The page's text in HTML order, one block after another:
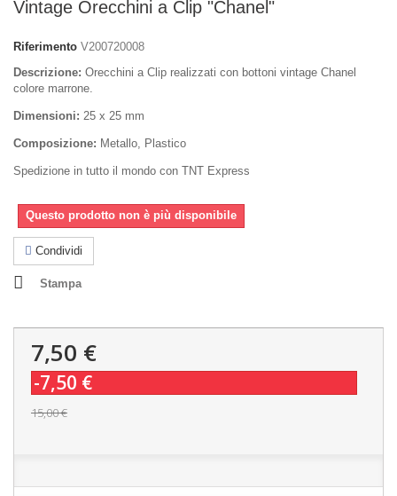
Vintage Orecchini a Clip "Chanel"
Riferimento V200720008
Descrizione: Orecchini a Clip realizzati con bottoni vintage Chanel
colore marrone.
Dimensioni: 25 x 25 mm
Composizione: Metallo, Plastico
Spedizione in tutto il mondo con TNT Express
Questo prodotto non è più disponibile
Condividi
Stampa
7,50 €
-7,50 €
15,00 €